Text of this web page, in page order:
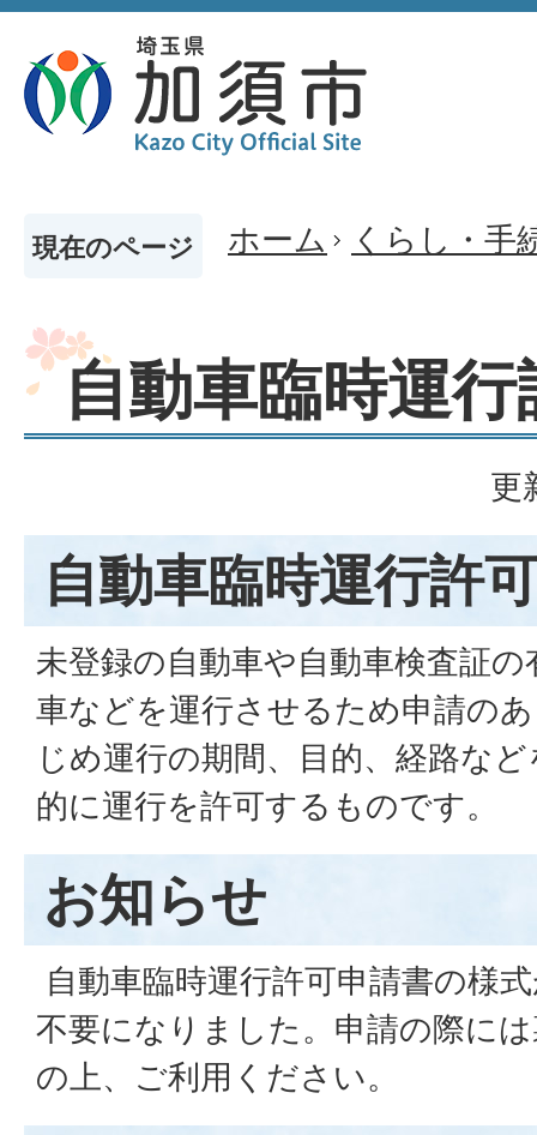
現在のページ ホーム くらし・手
自動車臨時運
更
自動車臨時運行許
未登録の自動車や自動車検査証
車などを運行させるため申請の
じめ運行の期間、目的、経路な
的に運行を許可するものです。
お知らせ
自動車臨時運行許可申請書の様
不要になりました。申請の際に
の上、ご利用ください。